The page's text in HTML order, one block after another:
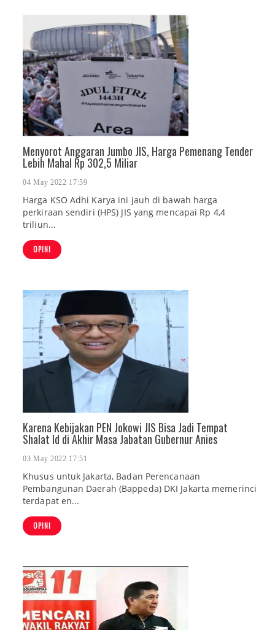
Menyorot Anggaran Jumbo JIS, Harga Pemenang Tender
Lebih Mahal Rp 302,5 Miliar
04 May 2022 17:59
Harga KSO Adhi Karya ini jauh di bawah harga
perkiraan sendiri (HPS) JIS yang mencapai Rp 4,4
triliun...
OPINI
Karena Kebijakan PEN Jokowi JIS Bisa Jadi Tempat
Shalat Id di Akhir Masa Jabatan Gubernur Anies
03 May 2022 17:51
Khusus untuk Jakarta, Badan Perencanaan
Pembangunan Daerah (Bappeda) DKI Jakarta memerinci
terdapat en...
OPINI